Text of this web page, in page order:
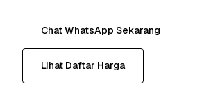
Chat WhatsApp Sekarang
Lihat Daftar Harga